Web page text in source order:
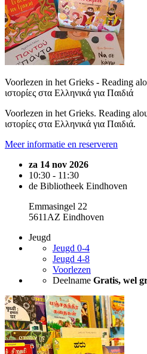
Voorlezen in het Grieks - Reading
ιστορίες στα Ελληνικά για Παιδιά
Voorlezen in het Grieks. Reading
ιστορίες στα Ελληνικά για Παιδιά.
Meer informatie en reserveren
za 14 nov 2026
10:30 - 11:30
de Bibliotheek Eindhoven
Emmasingel 22
5611AZ Eindhoven
Jeugd
Jeugd 0-4
Jeugd 4-8
Voorlezen
Deelname Gratis, wel